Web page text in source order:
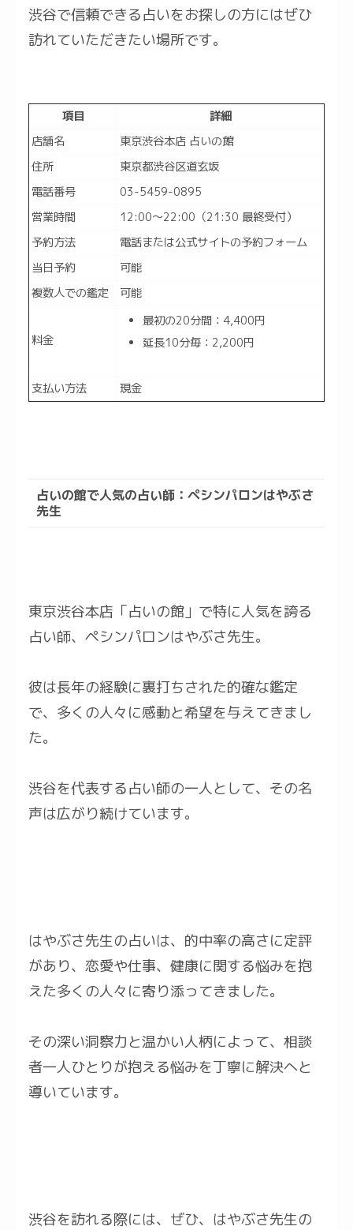
渋谷で信頼できる占いをお探しの方にはぜひ
訪れていただきたい場所です。
項目
詳細
店舗名
東京渋谷本店 占いの館
住所
東京都渋谷区道玄坂
電話番号
03-5459-0895
営業時間
12:00～22:00（21:30 最終受付）
予約方法
電話または公式サイトの予約フォーム
当日予約
可能
複数人での鑑定
可能
料金
最初の20分間：4,400円
延長10分毎：2,200円
支払い方法 現金
占いの館で人気の占い師：ペシンパロンはやぶさ
先生
東京渋谷本店「占いの館」で特に人気を誇る
占い師、ペシンパロンはやぶさ先生。
彼は長年の経験に裏打ちされた的確な鑑定
で、多くの人々に感動と希望を与えてきまし
た。
渋谷を代表する占い師の一人として、その名
声は広がり続けています。
はやぶさ先生の占いは、的中率の高さに定評
があり、恋愛や仕事、健康に関する悩みを抱
えた多くの人々に寄り添ってきました。
その深い洞察力と温かい人柄によって、相談
者一人ひとりが抱える悩みを丁寧に解決へと
導いています。
渋谷を訪れる際には、ぜひ、はやぶさ先生の